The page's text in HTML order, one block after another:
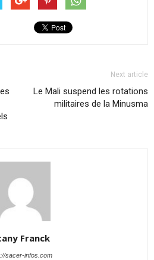
Next article
Le Mali suspend les rotations
militaires de la Minusma
Franck
sacer-infos.com